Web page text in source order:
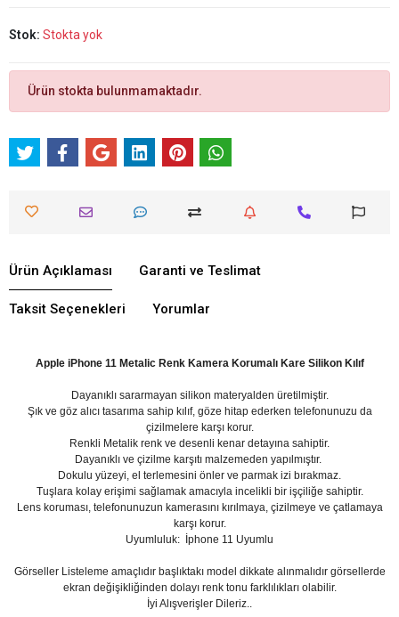
Stok: Stokta yok
Ürün stokta bulunmamaktadır.
Ürün Açıklaması Garanti ve Teslimat
Taksit Seçenekleri Yorumlar
Apple iPhone 11 Metalic Renk Kamera Korumalı Kare Silikon Kılıf
Dayanıklı sararmayan silikon materyalden üretilmiştir.
Şık ve göz alıcı tasarıma sahip kılıf, göze hitap ederken telefonunuzu da
çizilmelere karşı korur.
Renkli Metalik renk ve desenli kenar detayına sahiptir.
Dayanıklı ve çizilme karşıtı malzemeden yapılmıştır.
Dokulu yüzeyi, el terlemesini önler ve parmak izi bırakmaz.
Tuşlara kolay erişimi sağlamak amacıyla incelikli bir işçiliğe sahiptir.
Lens koruması, telefonunuzun kamerasını kırılmaya, çizilmeye ve çatlamaya
karşı korur.
Uyumluluk: İphone 11 Uyumlu
Görseller Listeleme amaçlıdır başlıktakı model dikkate alınmalıdır görsellerde
ekran değişikliğinden dolayı renk tonu farklılıkları olabilir.
İyi Alışverişler Dileriz..